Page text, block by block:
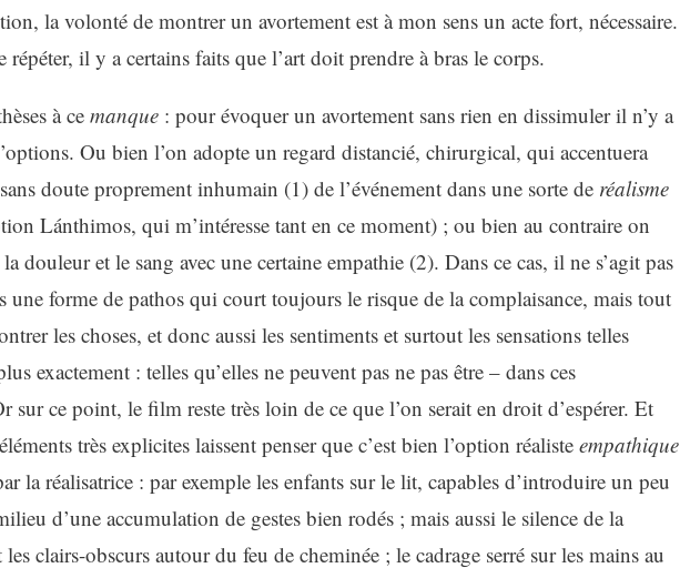
la volonté de montrer un avortement est à mon sens un acte fort, nécessaire.
répéter, il y a certains faits que l’art doit prendre à bras le corps.
à ce manque: pour évoquer un avortement sans rien en dissimuler il n’y a
Ou bien l’on adopte un regard distancié, chirurgical, qui accentuera
doute proprement inhumain (1) de l’événement dans une sorte de réalisme
Lánthimos, qui m’intéresse tant en ce moment) ; ou bien au contraire on
douleur et le sang avec une certaine empathie (2). Dans ce cas, il ne s’agit pas
une forme de pathos qui court toujours le risque de la complaisance, mais tout
les choses, et donc aussi les sentiments et surtout les sensations telles
exactement : telles qu’elles ne peuvent pas ne pas être – dans ces
sur ce point, le film reste très loin de ce que l’on serait en droit d’espérer. Et
très explicites laissent penser que c’est bien l’option réaliste empathique
la réalisatrice : par exemple les enfants sur le lit, capables d’introduire un peu
d’une accumulation de gestes bien rodés ; mais aussi le silence de la
clairs-obscurs autour du feu de cheminée ; le cadrage serré sur les mains au